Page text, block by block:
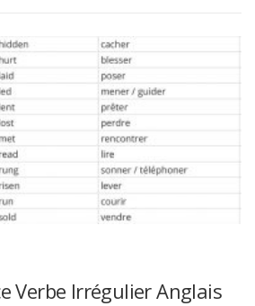
Verbe Irrégulier Anglais